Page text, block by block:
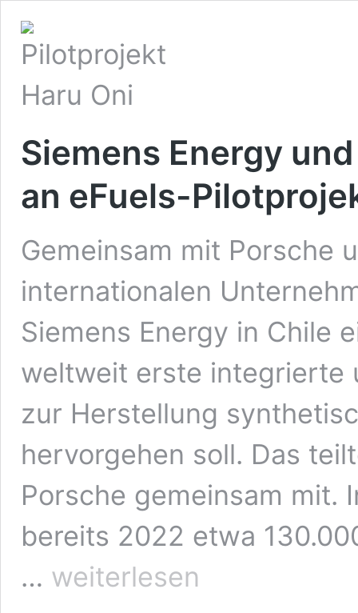
Siemens Energy
an eFuels-
Gemeinsam mit Porsche
internationalen
Siemens Energy in Chile
weltweit erste integrierte
zur Herstellung
hervorgehen soll. Das
Porsche gemeinsam mit.
bereits 2022 etwa
…
Siemens
Energy
weiterlesen